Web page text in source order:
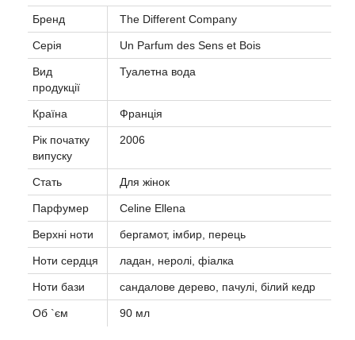
Бренд The Different Company
Серія Un Parfum des Sens et Bois
Вид
продукції
Туалетна вода
Країна Франція
Рік початку
випуску
2006
Стать Для жінок
Парфумер Celine Ellena
Верхні ноти бергамот, імбир, перець
Ноти сердця ладан, неролі, фіалка
Ноти бази сандалове дерево, пачулі, білий кедр
Об `єм 90 мл
Aerin Lauder
Affinessence
Afnan
Agatha Ruiz de la Prada
Agent Provocateur
Agonist
Aigner
Aj Arabia (Widian)